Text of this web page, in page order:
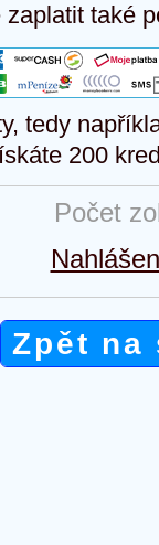
také
tedy
200
Počet
Zpět na